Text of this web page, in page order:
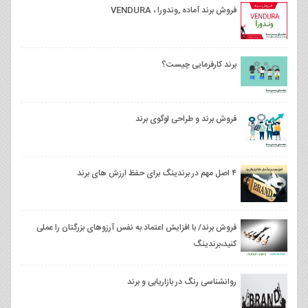
فروش برند آماده ,وندورا ، VENDURA
برند کارفرمایی چیست؟
فروش برند و طراحی لوگوی برند
۴ اصل مهم در برندینگ برای حفظ ارزش های برند
فروش برند/ با افزایش اعتماد به نفس آرزوهای بزرگتان را عملی
کنید،برندینگ
روانشناسی رنگ در بازاریابی و برند